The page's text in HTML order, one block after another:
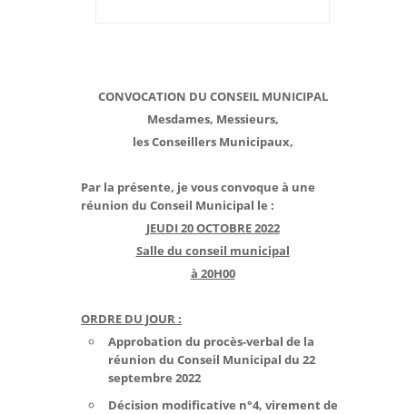
CONVOCATION DU CONSEIL MUNICIPAL
Mesdames, Messieurs,
les Conseillers Municipaux,
Par la présente, je vous convoque à une
réunion du Conseil Municipal le :
JEUDI 20 OCTOBRE 2022
Salle du conseil municipal
à 20H00
ORDRE DU JOUR :
Approbation du procès-verbal de la
réunion du Conseil Municipal du 22
septembre 2022
Décision modificative n°4, virement de